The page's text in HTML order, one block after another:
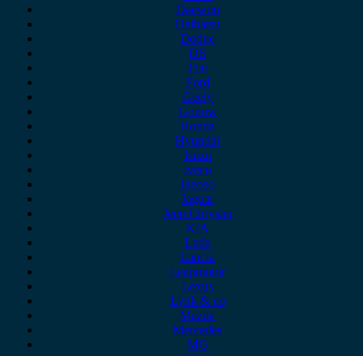
Daewoo
Daihatsu
Dodge
DS
Fiat
Ford
Geely
Gonow
Honda
Hyundai
Isuzu
iveco
Jaecoo
Jaguar
Jeep Chrysler
KIA
Lada
Lancia
Leapmotor
Lexus
Lynk & co
Mazda
Mercedes
MG